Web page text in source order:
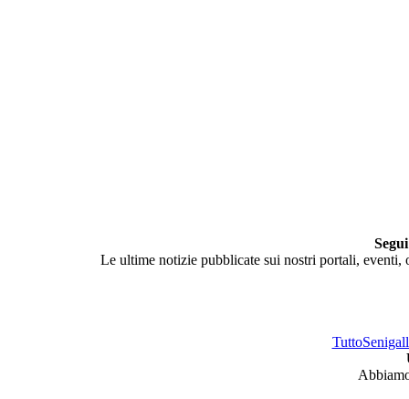
Le ultime notizie pubblicate sui nostri portali,